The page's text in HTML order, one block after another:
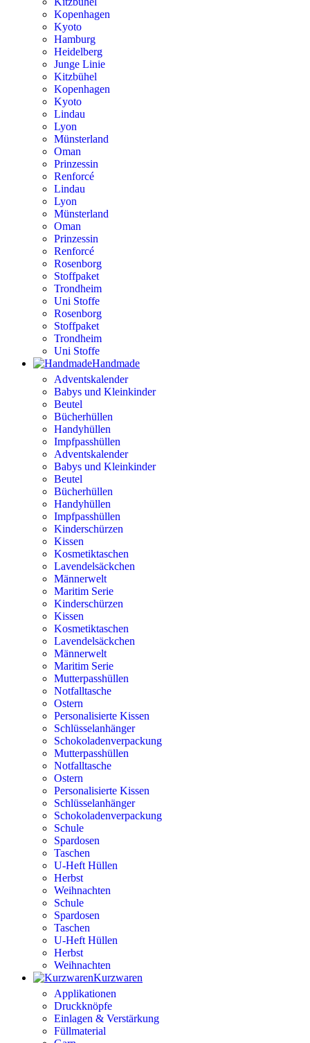
Kopenhagen
Kyoto
Hamburg
Heidelberg
Junge Linie
Kitzbühel
Kopenhagen
Kyoto
Lindau
Lyon
Münsterland
Oman
Prinzessin
Renforcé
Lindau
Lyon
Münsterland
Oman
Prinzessin
Renforcé
Rosenborg
Stoffpaket
Trondheim
Uni Stoffe
Rosenborg
Stoffpaket
Trondheim
Uni Stoffe
Handmade
Adventskalender
Babys und Kleinkinder
Beutel
Bücherhüllen
Handyhüllen
Impfpasshüllen
Adventskalender
Babys und Kleinkinder
Beutel
Bücherhüllen
Handyhüllen
Impfpasshüllen
Kinderschürzen
Kissen
Kosmetiktaschen
Lavendelsäckchen
Männerwelt
Maritim Serie
Kinderschürzen
Kissen
Kosmetiktaschen
Lavendelsäckchen
Männerwelt
Maritim Serie
Mutterpasshüllen
Notfalltasche
Ostern
Personalisierte Kissen
Schlüsselanhänger
Schokoladenverpackung
Mutterpasshüllen
Notfalltasche
Ostern
Personalisierte Kissen
Schlüsselanhänger
Schokoladenverpackung
Schule
Spardosen
Taschen
U-Heft Hüllen
Herbst
Weihnachten
Schule
Spardosen
Taschen
U-Heft Hüllen
Herbst
Weihnachten
Kurzwaren
Applikationen
Druckknöpfe
Einlagen & Verstärkung
Füllmaterial